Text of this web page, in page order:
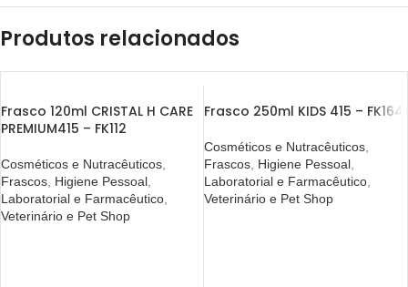
Produtos relacionados
Frasco 120ml CRISTAL H CARE
PREMIUM415 – FK112
Cosméticos e Nutracêuticos
Frascos Higiene Pessoal
Laboratorial e Farmacêutico
Veterinário e Pet Shop
Frasco 250ml KIDS 415 – FK164
Cosméticos e Nutracêuticos
Frascos Higiene Pessoal
Laboratorial e Farmacêutico
Veterinário e Pet Shop